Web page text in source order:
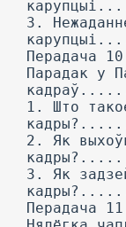
3.
Перадача
Парадак у
1. Што
2. Як
3. Як
Перадача